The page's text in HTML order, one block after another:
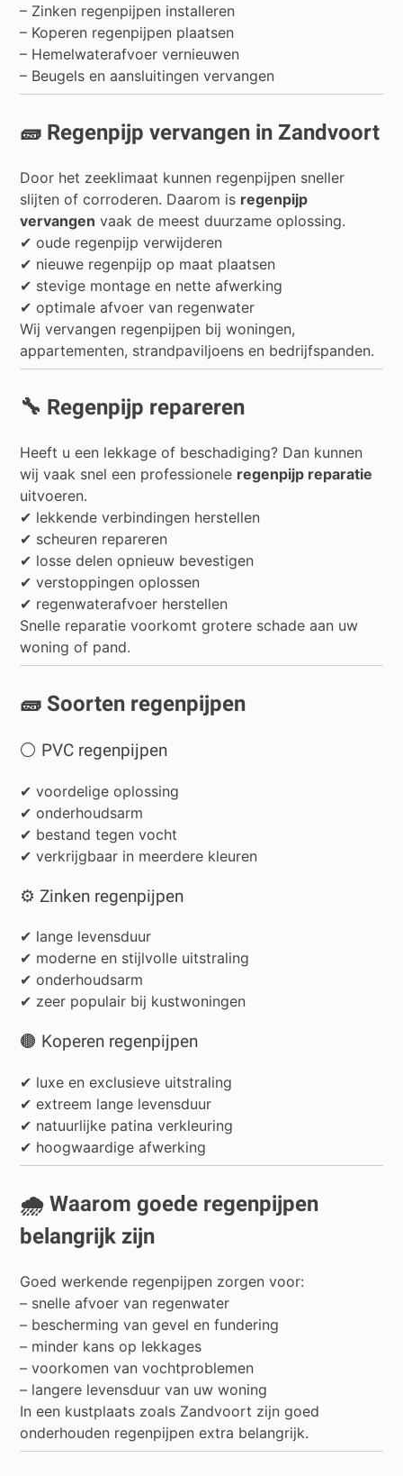
– Zinken regenpijpen installeren
– Koperen regenpijpen plaatsen
– Hemelwaterafvoer vernieuwen
– Beugels en aansluitingen vervangen
🧱 Regenpijp vervangen in Zandvoort
Door het zeeklimaat kunnen regenpijpen sneller
slijten of corroderen. Daarom is regenpijp
vervangen vaak de meest duurzame oplossing.
✔ oude regenpijp verwijderen
✔ nieuwe regenpijp op maat plaatsen
✔ stevige montage en nette afwerking
✔ optimale afvoer van regenwater
Wij vervangen regenpijpen bij woningen,
appartementen, strandpaviljoens en bedrijfspanden.
🔧 Regenpijp repareren
Heeft u een lekkage of beschadiging? Dan kunnen
wij vaak snel een professionele regenpijp reparatie
uitvoeren.
✔ lekkende verbindingen herstellen
✔ scheuren repareren
✔ losse delen opnieuw bevestigen
✔ verstoppingen oplossen
✔ regenwaterafvoer herstellen
Snelle reparatie voorkomt grotere schade aan uw
woning of pand.
🧱 Soorten regenpijpen
⚪ PVC regenpijpen
✔ voordelige oplossing
✔ onderhoudsarm
✔ bestand tegen vocht
✔ verkrijgbaar in meerdere kleuren
⚙️ Zinken regenpijpen
✔ lange levensduur
✔ moderne en stijlvolle uitstraling
✔ onderhoudsarm
✔ zeer populair bij kustwoningen
🟤 Koperen regenpijpen
✔ luxe en exclusieve uitstraling
✔ extreem lange levensduur
✔ natuurlijke patina verkleuring
✔ hoogwaardige afwerking
🌧️ Waarom goede regenpijpen
belangrijk zijn
Goed werkende regenpijpen zorgen voor:
– snelle afvoer van regenwater
– bescherming van gevel en fundering
– minder kans op lekkages
– voorkomen van vochtproblemen
– langere levensduur van uw woning
In een kustplaats zoals Zandvoort zijn goed
onderhouden regenpijpen extra belangrijk.